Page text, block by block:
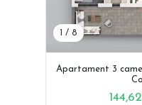
/ 8
Apartament 3